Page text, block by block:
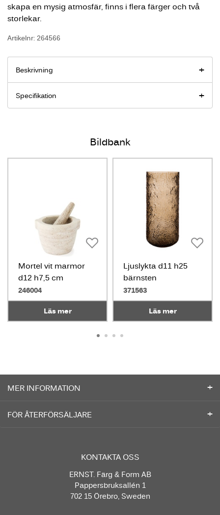
skapa en mysig atmosfär, finns i flera färger och två
storlekar.
Artikelnr: 264566
Beskrivning
Specifikation
Bildbank
Mortel vit marmor
d12 h7,5 cm
246004
Läs mer
Ljuslykta d11 h25
bärnsten
371563
Läs mer
MER INFORMATION
FÖR ÅTERFÖRSÄLJARE
KONTAKTA OSS
ERNST. Färg & Form AB
Pappersbruksallén 1
702 15 Örebro, Sweden